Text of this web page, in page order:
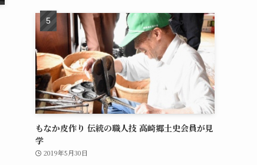
もなか皮作り 伝統の職人技 高崎郷土史会員が見
学
2019年5月30日